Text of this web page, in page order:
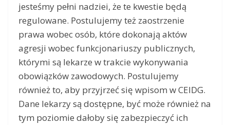
jesteśmy pełni nadziei, że te kwestie będą
regulowane. Postulujemy też zaostrzenie
prawa wobec osób, które dokonają aktów
agresji wobec funkcjonariuszy publicznych,
którymi są lekarze w trakcie wykonywania
obowiązków zawodowych. Postulujemy
również to, aby przyjrzeć się wpisom w CEIDG.
Dane lekarzy są dostępne, być może również na
tym poziomie dałoby się zabezpieczyć ich